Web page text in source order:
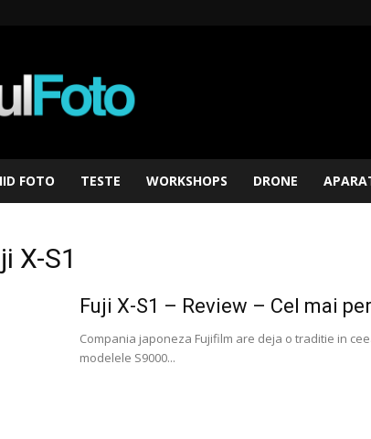
FOTO TESTE WORKSHOPS DRONE
X-S1
Fuji X-S1 – Review – Cel mai
Compania japoneza Fujifilm are deja o traditie in
modelele S9000...